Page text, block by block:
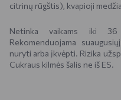
citrinų rūgštis), kvapioji
Netinka vaikams iki
Rekomenduojama
nuryti arba įkvėpti. Rizika
Cukraus kilmės šalis ne iš ES.